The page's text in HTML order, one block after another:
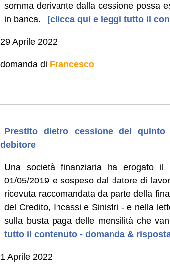
somma derivante dalla cessione possa
in banca.
[clicca qui e leggi tutto il
29 Aprile 2022
domanda di Francesco
Prestito dietro cessione del
debitore
Una società finanziaria ha erogato il
01/05/2019 e sospeso dal datore di
ricevuta raccomandata da parte della
del Credito, Incassi e Sinistri - e nella
sulla busta paga delle mensilità che
tutto il contenuto - domanda &
1 Aprile 2022